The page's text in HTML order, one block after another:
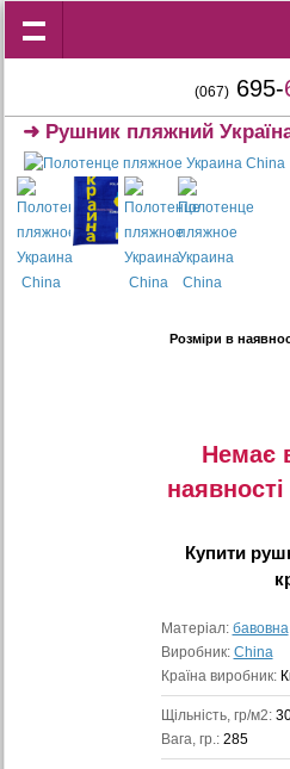
(067) 695-
➜ Рушник пляжний
Розміри в
Немає
Купити
Матеріал: бавовна
Виробник: China
Країна виробник:
Щільність, гр/м2:
Вага, гр.: 285